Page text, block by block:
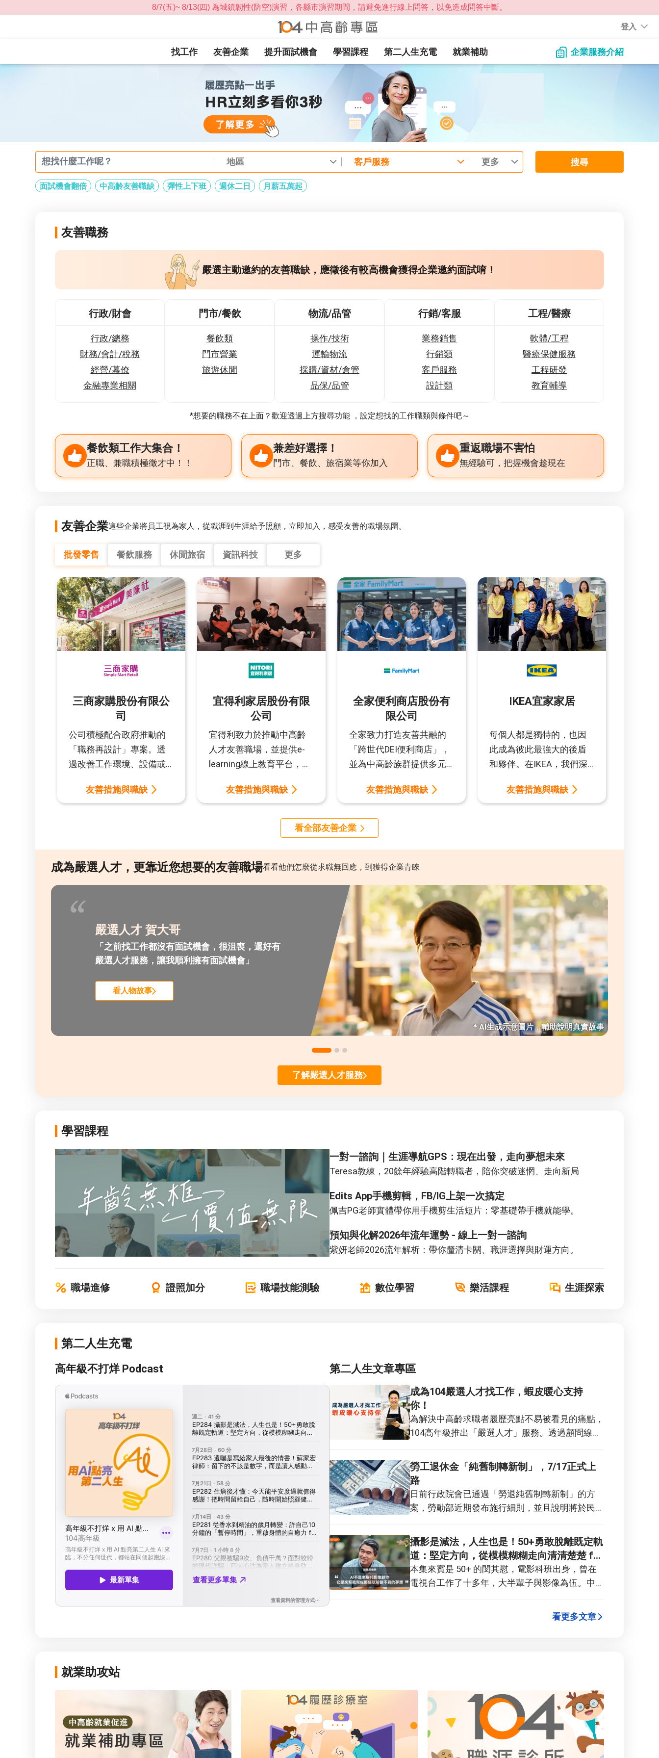
登入
找工作 友善企業 提升面試機會 學習課程 第二人生充電 就業補助 企業服務介紹
地區 客戶服務 更多 搜尋
面試機會翻倍 中高齡友善職缺 彈性上下班 週休二日 月薪五萬起
友善職務
嚴選主動邀約的友善職缺，應徵後有較高機會獲得企業邀約面試唷！
行政/財會
行政/總務
財務/會計/稅務
經營/幕僚
金融專業相關
門市/餐飲
餐飲類
門市營業
旅遊休閒
物流/品管
操作/技術
運輸物流
採購/資材/倉管
品保/品管
行銷/客服
業務銷售
行銷類
客戶服務
設計類
工程/醫療
軟體/工程
醫療保健服務
工程研發
教育輔導
*想要的職務不在上面？歡迎透過上方搜尋功能 ，設定想找的工作職類與條件吧～
餐飲類工作大集合！
正職、兼職積極徵才中！！
兼差好選擇！
門市、餐飲、旅宿業等你加入
重返職場不害怕
無經驗可，把握機會趁現在
友善企業這些企業將員工視為家人，從職涯到生涯給予照顧，立即加入，感受友善的職場氛圍。
批發零售 餐飲服務 休閒旅宿 資訊科技 更多
三商家購股份有限公
司
公司積極配合政府推動的
「職務再設計」專案。透
過改善工作環境、設備或
業障礙，提升工作績效，
的豐富經驗與優勢，實現
人力資源的最佳運用。
友善措施與職缺
宜得利家居股份有限
公司
宜得利致力於推動中高齡
人才友善職場，並提供e-
learning線上教育平台，鼓
期舉辦健康檢查，打造安
動多元包容文化，尊重不
同背景與人生階段，並積
極鼓勵二度就業，以協助
人才順利重返職場為目
友善措施與職缺
全家便利商店股份有
限公司
全家致力打造友善共融的
「跨世代DEI便利商店」，
並為中高齡族群提供多元
境！管理理念強調「以人
重視企業社會責任，更重
視員工身心發展，企業由
上至下推動多元招募、教
育訓練及員工關懷等面
也讓員工與公司一同成
友善措施與職缺
IKEA宜家家居
每個人都是獨特的，也因
此成為彼此最強大的後盾
和夥伴。在IKEA，我們深
制，生命經驗豐富的中高
力，激盪出更好的想法和
友善措施與職缺
看全部友善企業
成為嚴選人才， 更靠近您想要的友善職場看看他們怎麼從求職無回應，到獲得企業青睞
嚴選人才 賀大哥
「之前找工作都沒有面試機會，很沮喪，還好有
嚴選人才服務，讓我順利擁有面試機會」
看人物故事
＊AI生成示意圖片，輔助說明真實故事
了解嚴選人才服務
學習課程
一對一諮詢｜生涯導航GPS：現在出發，走向夢想未來
Teresa教練，20餘年經驗高階轉職者，陪你突破迷惘、走向新局
Edits App手機剪輯，FB/IG上架一次搞定
佩吉PG老師實體帶你用手機剪生活短片：零基礎帶手機就能學。
預知與化解2026年流年運勢 - 線上一對一諮詢
紫妍老師2026流年解析：帶你釐清卡關、職涯選擇與財運方向。
職場進修 證照加分 職場技能測驗 數位學習 樂活課程 生涯探索
第二人生充電
高年級不打烊 Podcast 第二人生文章專區
成為104嚴選人才找工作，蝦皮暖心支持
你！
為解決中高齡求職者履歷亮點不易被看見的痛點，
104高年級推出「嚴選人才」服務。透過顧問線上
效提升企業面試邀約率。 即日起至2026年8月底，
凡至專區完成線上問答或更新資料，即可獲得限量
的「蝦皮商城優惠券」，活動期間每週四發送，需
於10月底前透過蝦皮APP使用。
勞工退休金「純舊制轉新制」，7/17正式上
路
日前行政院會已通過「勞退純舊制轉新制」的方
案，勞動部近期發布施行細則，並且說明將於民國
提，並可經勞雇雙方合意提前結存舊制退休金，估
約11.5萬人可適用。
攝影是減法，人生也是！50+勇敢脫離既定軌
道：堅定方向，從模模糊糊走向清清楚楚 ft.
閔其慰老師 | 高年級不打烊 x 用 AI 點亮第二
人生 EP284
本集來賓是 50+ 的閔其慰，電影科班出身，曾在
電視台工作了十多年，大半輩子與影像為伍。中年
工作計畫中止返回台灣；面對職涯轉折，他大可選
看更多文章
就業助攻站